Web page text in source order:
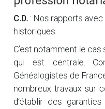
C.D. : Nos rapports
historiques.
C’est notamment le cas
qui est centrale.
Généalogistes de
nombreux travaux sur
d’établir des